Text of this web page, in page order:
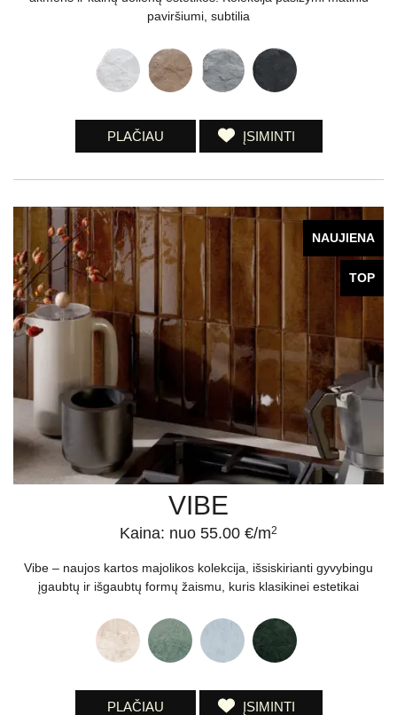
paviršiumi, subtilia
PLAČIAU ĮSIMINTI
NAUJIENA
TOP
VIBE
Kaina: nuo 55.00 €/m2
Vibe – naujos kartos majolikos kolekcija, išsiskirianti gyvybingu
įgaubtų ir išgaubtų formų žaismu, kuris klasikinei estetikai
PLAČIAU ĮSIMINTI